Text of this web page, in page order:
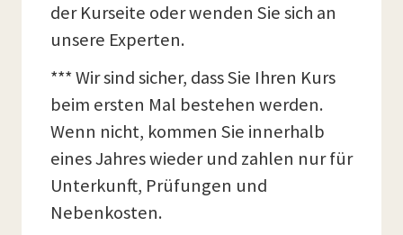
der Kurseite oder wenden Sie sich an
unsere Experten.
*** Wir sind sicher, dass Sie Ihren Kurs
beim ersten Mal bestehen werden.
Wenn nicht, kommen Sie innerhalb
eines Jahres wieder und zahlen nur für
Unterkunft, Prüfungen und
Nebenkosten.